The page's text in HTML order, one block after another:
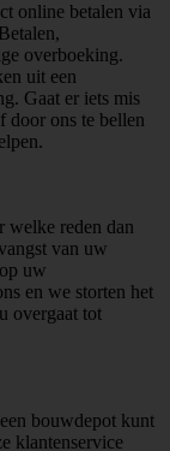
online betalen via
overboeking.
uit een
Gaat er iets mis
door ons te bellen
welke reden dan
van uw
uw
en we storten het
overgaat tot
bouwdepot kunt
klantenservice